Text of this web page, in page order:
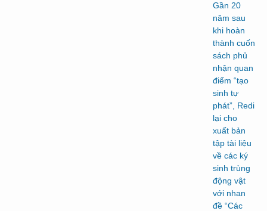
Gần 20
năm sau
khi hoàn
thành cuốn
sách phủ
nhận quan
điểm “tạo
sinh tự
phát”, Redi
lại cho
xuất bản
tập tài liệu
về các ký
sinh trùng
động vật
với nhan
đề “Các